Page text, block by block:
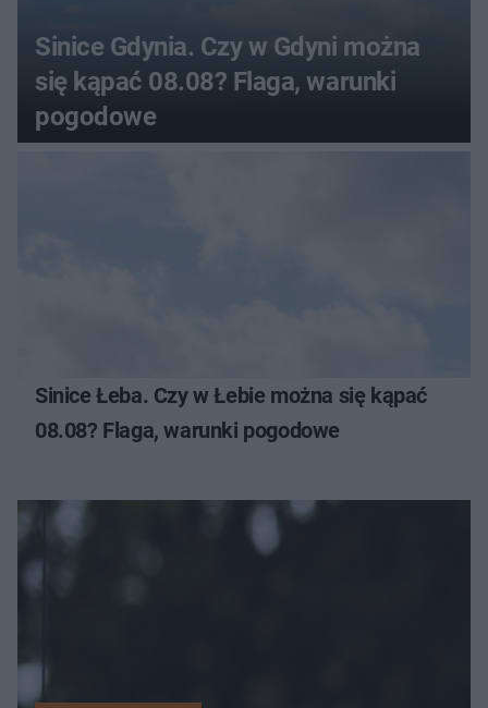
Sinice Gdynia. Czy w Gdyni można
się kąpać 08.08? Flaga, warunki
pogodowe
Sinice Łeba. Czy w Łebie można się kąpać
08.08? Flaga, warunki pogodowe